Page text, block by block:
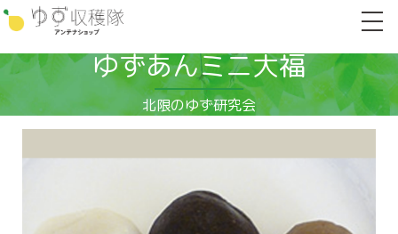
ゆずあんミニ大福
北限のゆず研究会